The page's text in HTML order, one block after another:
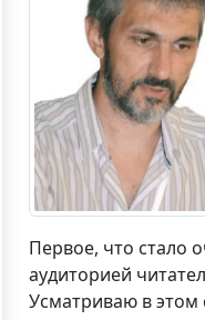
Первое, что стало
аудиторией
Усматриваю в этом